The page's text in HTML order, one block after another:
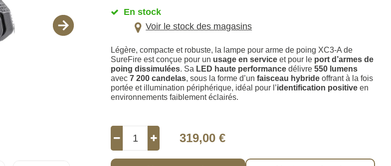
En stock
Voir le stock des magasins
Légère, compacte et robuste, la lampe pour arme de poing XC3-A de
SureFire est conçue pour un usage en service et pour le port d’armes de
poing dissimulées. Sa LED haute performance délivre550 lumens
avec7 200 candelas, sous la forme d’unfaisceau hybride offrant à la fois
portée et illumination périphérique, idéal pour l’identification positive en
environnements faiblement éclairés.
319,00 €